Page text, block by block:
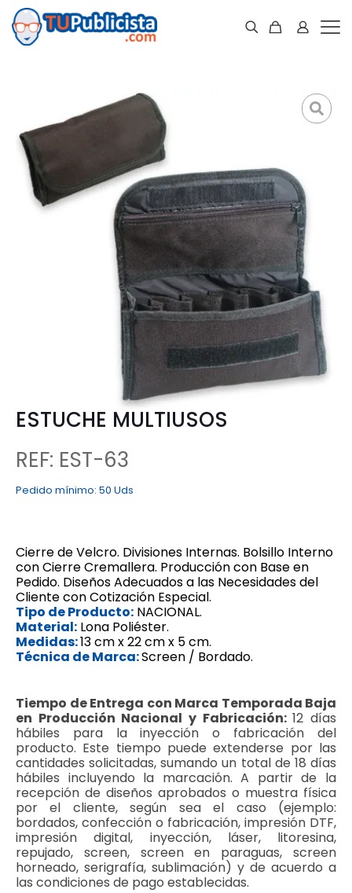
ESTUCHE MULTIUSOS
REF: EST-63
Pedido mínimo: 50 Uds
Cierre de Velcro. Divisiones Internas. Bolsillo Interno
con Cierre Cremallera. Producción con Base en
Pedido. Diseños Adecuados a las Necesidades del
Cliente con Cotización Especial.
Tipo de Producto: NACIONAL.
Material: Lona Poliéster.
Medidas:13 cm x 22 cm x 5 cm.
Técnica de Marca:Screen / Bordado.
Tiempo de Entrega con Marca Temporada Baja
en Producción Nacional y Fabricación:12 días
hábiles para la inyección o fabricación del
producto. Este tiempo puede extenderse por las
cantidades solicitadas, sumando un total de 18 días
hábiles incluyendo la marcación. A partir de la
recepción de diseños aprobados o muestra física
por el cliente, según sea el caso (ejemplo:
bordados, confección o fabricación, impresión DTF,
impresión digital, inyección, láser, litoresina,
repujado, screen, screen en paraguas, screen
horneado, serigrafía, sublimación) y de acuerdo a
las condiciones de pago establecidas.